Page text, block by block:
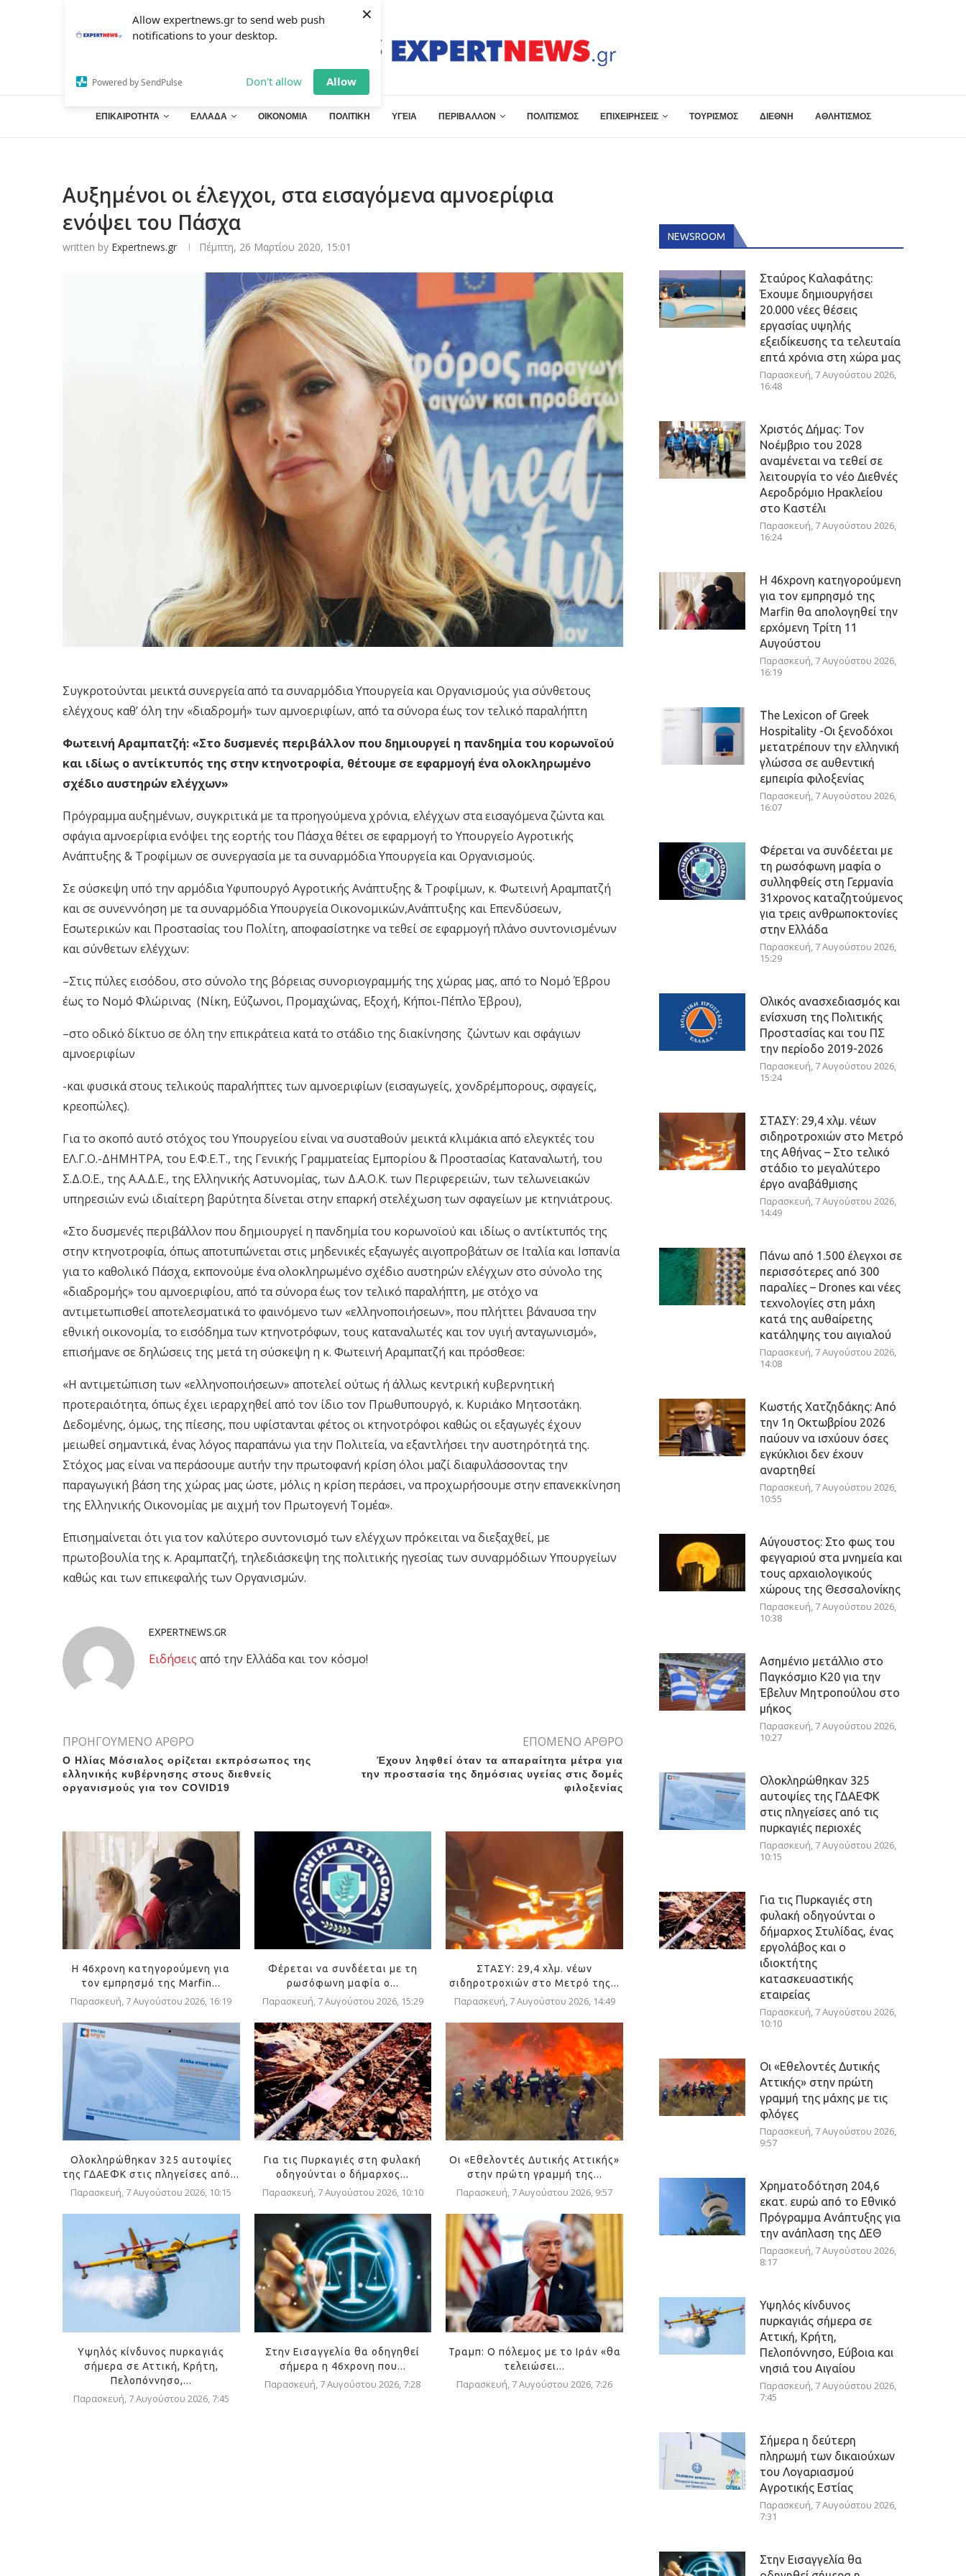
Allow expertnews.gr to send web push
notifications to your desktop.
Powered by SendPulse Don't allow Allow
×
ΕΠΙΚΑΙΡΟΤΗΤΑ ΕΛΛΑΔΑ ΟΙΚΟΝΟΜΙΑ ΠΟΛΙΤΙΚΗ ΥΓΕΙΑ ΠΕΡΙΒΑΛΛΟΝ ΠΟΛΙΤΙΣΜΟΣ ΕΠΙΧΕΙΡΗΣΕΙΣ ΤΟΥΡΙΣΜΟΣ ΔΙΕΘΝΗ ΑΘΛΗΤΙΣΜΟΣ
Αυξημένοι οι έλεγχοι, στα εισαγόμενα αμνοερίφια
ενόψει του Πάσχα
written by Expertnews.gr Πέμπτη, 26 Μαρτίου 2020, 15:01
Συγκροτούνται μεικτά συνεργεία από τα συναρμόδια Υπουργεία καιΟργανισμούς για σύνθετους
ελέγχους καθ’ όλη την «διαδρομή» των αμνοεριφίων, από τα σύνορα έως τον τελικό παραλήπτη
Φωτεινή Αραμπατζή: «Στο δυσμενές περιβάλλον που δημιουργεί η πανδημία του κορωνοϊού
και ιδίως ο αντίκτυπός της στην κτηνοτροφία, θέτουμε σε εφαρμογή ένα ολοκληρωμένο
σχέδιο αυστηρών ελέγχων»
Πρόγραμμα αυξημένων, συγκριτικά με τα προηγούμενα χρόνια, ελέγχων στα εισαγόμενα ζώντα και
σφάγια αμνοερίφια ενόψει της εορτής του Πάσχα θέτει σε εφαρμογή το Υπουργείο Αγροτικής
Ανάπτυξης & Tροφίμων σε συνεργασία με τα συναρμόδια Υπουργεία καιΟργανισμούς.
Σε σύσκεψη υπό την αρμόδια Υφυπουργό Αγροτικής Ανάπτυξης & Τροφίμων, κ. Φωτεινή Αραμπατζή
και σε συνεννόηση με τα συναρμόδια Υπουργεία Οικονομικών,Ανάπτυξης και Επενδύσεων,
Εσωτερικών και Προστασίας του Πολίτη, αποφασίστηκε νατεθεί σε εφαρμογή πλάνο συντονισμένων
και σύνθετων ελέγχων:
–Στις πύλες εισόδου, στο σύνολο της βόρειας συνοριογραμμής της χώρας μας, από το Νομό Έβρου
έως το Νομό Φλώρινας (Νίκη, Εύζωνοι, Προμαχώνας, Εξοχή, Κήποι-Πέπλο Έβρου),
–στο οδικό δίκτυο σε όλη την επικράτειακατά το στάδιο της διακίνησης ζώντων καισφάγιων
αμνοεριφίων
-και φυσικά στους τελικούς παραλήπτες των αμνοεριφίων (εισαγωγείς, χονδρέμπορους, σφαγείς,
κρεοπώλες).
Για το σκοπό αυτό στόχος του Υπουργείου είναι νασυσταθούν μεικτά κλιμάκια από ελεγκτές του
ΕΛ.Γ.Ο.-ΔΗΜΗΤΡΑ, του Ε.Φ.Ε.Τ., της Γενικής Γραμματείας Εμπορίου & Προστασίας Καταναλωτή, του
Σ.Δ.Ο.Ε., της Α.Α.Δ.Ε., της Ελληνικής Αστυνομίας, των Δ.Α.Ο.Κ. των Περιφερειών, των τελωνειακών
υπηρεσιών ενώ ιδιαίτερη βαρύτητα δίνεται στην επαρκή στελέχωση των σφαγείων με κτηνιάτρους.
«Στο δυσμενές περιβάλλον που δημιουργεί η πανδημία του κορωνοϊού και ιδίως ο αντίκτυπός της
στην κτηνοτροφία, όπως αποτυπώνεται στις μηδενικές εξαγωγές αιγοπροβάτων σε Ιταλία και Ισπανία
για το καθολικό Πάσχα, εκπονούμεέναολοκληρωμένο σχέδιο αυστηρών ελέγχων στο σύνολο της
«διαδρομής» του αμνοεριφίου, από τα σύνορα έως τον τελικό παραλήπτη, με στόχο να
αντιμετωπισθείαποτελεσματικάτο φαινόμενο των «ελληνοποιήσεων», που πλήττει βάναυσα την
εθνική οικονομία, το εισόδημα των κτηνοτρόφων, τους καταναλωτές και τον υγιή ανταγωνισμό»,
επισήμανε σε δηλώσεις της μετά τη σύσκεψη η κ. Φωτεινή Αραμπατζή και πρόσθεσε:
«Η αντιμετώπιση των «ελληνοποιήσεων» αποτελείούτως ή άλλως κεντρική κυβερνητική
προτεραιότητα, όπως έχει ιεραρχηθεί από τον ίδιο τον Πρωθυπουργό, κ. Κυριάκο Μητσοτάκη.
Δεδομένης, όμως, της πίεσης, που υφίστανται φέτος οι κτηνοτρόφοι καθώς οι εξαγωγές έχουν
μειωθεί σημαντικά, ένας λόγος παραπάνω για την Πολιτεία, να εξαντλήσει την αυστηρότητά της.
Στόχος μας είναι να περάσουμε αυτήν την πρωτοφανή κρίση όλοι μαζί διαφυλάσσοντας την
παραγωγική βάση της χώρας μας ώστε, μόλις η κρίση περάσει, ναπροχωρήσουμε στην επανεκκίνηση
της Ελληνικής Οικονομίας με αιχμή τον Πρωτογενή Τομέα».
Επισημαίνεται ότι για τον καλύτερο συντονισμό των ελέγχων πρόκειται να διεξαχθεί, με
πρωτοβουλία της κ. Αραμπατζή, τηλεδιάσκεψη της πολιτικής ηγεσίας των συναρμόδιων Υπουργείων
καθώς και των επικεφαλής των Οργανισμών.
EXPERTNEWS.GR
Eιδήσεις από την Ελλάδα και τον κόσμο!
ΠΡΟΗΓΟΥΜΕΝΟ ΑΡΘΡΟ
Ο Ηλίας Μόσιαλος ορίζεται εκπρόσωπος της
ελληνικής κυβέρνησης στους διεθνείς
οργανισμούς για τον COVID19
ΕΠΟΜΕΝΟ ΑΡΘΡΟ
Έχουν ληφθεί όταν τα απαραίτητα μέτρα για
την προστασία της δημόσιας υγείας στις δομές
φιλοξενίας
Η 46χρονη κατηγορούμενη για
τον εμπρησμό της Marfin...
Παρασκευή, 7 Αυγούστου 2026, 16:19
Φέρεται να συνδέεται με τη
ρωσόφωνη μαφία ο...
Παρασκευή, 7 Αυγούστου 2026, 15:29
ΣΤΑΣΥ: 29,4 χλμ. νέων
σιδηροτροχιών στο Μετρό της...
Παρασκευή, 7 Αυγούστου 2026, 14:49
Ολοκληρώθηκαν 325 αυτοψίες
της ΓΔΑΕΦΚ στις πληγείσες από...
Παρασκευή, 7 Αυγούστου 2026, 10:15
Για τις Πυρκαγιές στη φυλακή
οδηγούνται ο δήμαρχος...
Παρασκευή, 7 Αυγούστου 2026, 10:10
Οι «Εθελοντές Δυτικής Αττικής»
στην πρώτη γραμμή της...
Παρασκευή, 7 Αυγούστου 2026, 9:57
Υψηλός κίνδυνος πυρκαγιάς
σήμερα σε Αττική, Κρήτη,
Πελοπόννησο,...
Παρασκευή, 7 Αυγούστου 2026, 7:45
Στην Εισαγγελία θα οδηγηθεί
σήμερα η 46χρονη που...
Παρασκευή, 7 Αυγούστου 2026, 7:28
Τραμπ: Ο πόλεμος με το Ιράν «θα
τελειώσει...
Παρασκευή, 7 Αυγούστου 2026, 7:26
NEWSROOM
Σταύρος Καλαφάτης:
Έχουμε δημιουργήσει
20.000 νέες θέσεις
εργασίας υψηλής
εξειδίκευσης τα τελευταία
επτά χρόνια στη χώρα μας
Παρασκευή, 7 Αυγούστου 2026,
16:48
Χριστός Δήμας: Τον
Νοέμβριο του 2028
αναμένεται να τεθεί σε
λειτουργία το νέο Διεθνές
Αεροδρόμιο Ηρακλείου
στο Καστέλι
Παρασκευή, 7 Αυγούστου 2026,
16:24
Η 46χρονη κατηγορούμενη
για τον εμπρησμό της
Marfin θα απολογηθεί την
ερχόμενη Τρίτη 11
Αυγούστου
Παρασκευή, 7 Αυγούστου 2026,
16:19
The Lexicon of Greek
Hospitality -Οι ξενοδόχοι
μετατρέπουν την ελληνική
γλώσσα σε αυθεντική
εμπειρία φιλοξενίας
Παρασκευή, 7 Αυγούστου 2026,
16:07
Φέρεται να συνδέεται με
τη ρωσόφωνη μαφία ο
συλληφθείς στη Γερμανία
31χρονος καταζητούμενος
για τρεις ανθρωποκτονίες
στην Ελλάδα
Παρασκευή, 7 Αυγούστου 2026,
15:29
Ολικός ανασχεδιασμός και
ενίσχυση της Πολιτικής
Προστασίας και του ΠΣ
την περίοδο 2019-2026
Παρασκευή, 7 Αυγούστου 2026,
15:24
ΣΤΑΣΥ: 29,4 χλμ. νέων
σιδηροτροχιών στο Μετρό
της Αθήνας – Στο τελικό
στάδιο το μεγαλύτερο
έργο αναβάθμισης
Παρασκευή, 7 Αυγούστου 2026,
14:49
Πάνω από 1.500 έλεγχοι σε
περισσότερες από 300
παραλίες – Drones και νέες
τεχνολογίες στη μάχη
κατά της αυθαίρετης
κατάληψης του αιγιαλού
Παρασκευή, 7 Αυγούστου 2026,
14:08
Κωστής Χατζηδάκης: Από
την 1η Οκτωβρίου 2026
παύουν να ισχύουν όσες
εγκύκλιοι δεν έχουν
αναρτηθεί
Παρασκευή, 7 Αυγούστου 2026,
10:55
Αύγουστος: Στο φως του
φεγγαριού στα μνημεία και
τους αρχαιολογικούς
χώρους της Θεσσαλονίκης
Παρασκευή, 7 Αυγούστου 2026,
10:38
Ασημένιο μετάλλιο στο
Παγκόσμιο Κ20 για την
Έβελυν Μητροπούλου στο
μήκος
Παρασκευή, 7 Αυγούστου 2026,
10:27
Ολοκληρώθηκαν 325
αυτοψίες της ΓΔΑΕΦΚ
στις πληγείσες από τις
πυρκαγιές περιοχές
Παρασκευή, 7 Αυγούστου 2026,
10:15
Για τις Πυρκαγιές στη
φυλακή οδηγούνται ο
δήμαρχος Στυλίδας, ένας
εργολάβος και ο
ιδιοκτήτης
κατασκευαστικής
εταιρείας
Παρασκευή, 7 Αυγούστου 2026,
10:10
Οι «Εθελοντές Δυτικής
Αττικής» στην πρώτη
γραμμή της μάχης με τις
φλόγες
Παρασκευή, 7 Αυγούστου 2026,
9:57
Χρηματοδότηση 204,6
εκατ. ευρώ από το Εθνικό
Πρόγραμμα Ανάπτυξης για
την ανάπλαση της ΔΕΘ
Παρασκευή, 7 Αυγούστου 2026,
8:17
Υψηλός κίνδυνος
πυρκαγιάς σήμερα σε
Αττική, Κρήτη,
Πελοπόννησο, Εύβοια και
νησιά του Αιγαίου
Παρασκευή, 7 Αυγούστου 2026,
7:45
Σήμερα η δεύτερη
πληρωμή των δικαιούχων
του Λογαριασμού
Αγροτικής Εστίας
Παρασκευή, 7 Αυγούστου 2026,
7:31
Στην Εισαγγελία θα